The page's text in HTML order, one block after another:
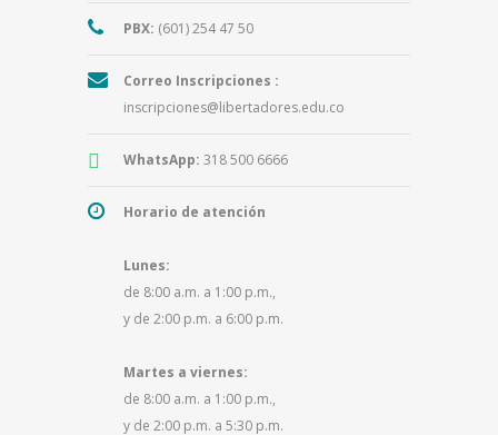
PBX: (601) 254 47 50
Correo Inscripciones :
inscripciones@libertadores.edu.co
WhatsApp: 318 500 6666
Horario de atención
Lunes:
de 8:00 a.m. a 1:00 p.m.,
y de 2:00 p.m. a 6:00 p.m.
Martes a viernes:
de 8:00 a.m. a 1:00 p.m.,
y de 2:00 p.m. a 5:30 p.m.